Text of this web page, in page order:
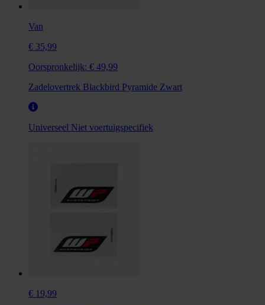
Van
€ 35,99
Oorspronkelijk: € 49,99
Zadelovertrek Blackbird Pyramide Zwart
Universeel Niet voertuigspecifiek
€ 19,99